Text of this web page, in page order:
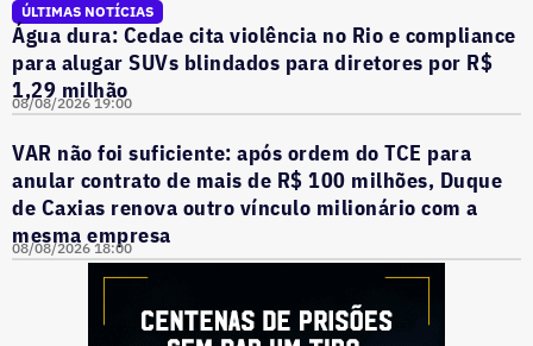
ÚLTIMAS NOTÍCIAS
Água dura: Cedae cita violência no Rio e compliance
para alugar SUVs blindados para diretores por R$
1,29 milhão
08/08/2026 19:00
VAR não foi suficiente: após ordem do TCE para
anular contrato de mais de R$ 100 milhões, Duque
de Caxias renova outro vínculo milionário com a
mesma empresa
08/08/2026 18:00